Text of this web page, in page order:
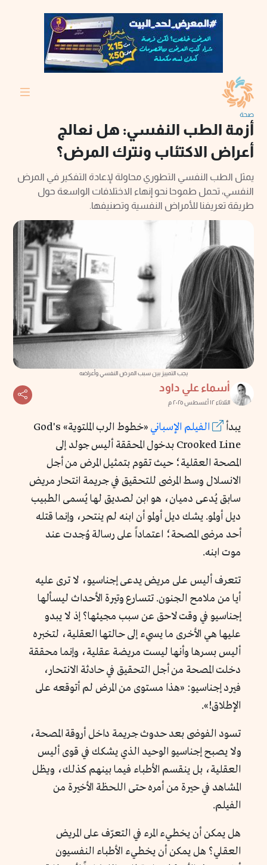
صحة
أزمة الطب النفسي: هل نعالج
أعراض الاكتئاب ونترك المرض؟
يمثل الطب النفسي التطوري محاولة لإعادة التفكير في المرض
النفسي، تحمل طموحا نحو إنهاء الاختلافات الواسعة حول
طريقة تعريفنا للأمراض النفسية وتصنيفها.
يجب التمييز بين سبب المرض النفسي وأعراضه
أسماء علي داود
الثلاثاء ١٢ أغسطس ٢٠٢٥ م
يبدأ الفيلم الإسباني
«خطوط الرب الملتوية» God's
Crooked Line بدخول المحققة أليس جولد إلى
المصحة العقلية؛ حيث تقوم بتمثيل المرض من أجل
الانسلال وسط المرضى للتحقيق في جريمة انتحار مريض
سابق يُدعى دميان، هو ابن لصديق لها يُسمى الطبيب
ديل أولمو. يشك ديل أولمو أن ابنه لم ينتحر، وإنما قتله
أحد مرضى المصحة؛ اعتماداً على رسالة وُجدت عند
موت ابنه.
تتعرف أليس على مريض يدعى إجناسيو، لا ترى عليه
أيا من ملامح الجنون. تتسارع وتيرة الأحداث ليسألها
إجناسيو في وقت لاحق عن سبب مجيئها؟ إذ لا يبدو
عليها هي الأخرى ما يسيء إلى حالتها العقلية، لتخبره
أليس بسرها وأنها ليست مريضة عقلية، وإنما محققة
دخلت المصحة من أجل التحقيق في حادثة الانتحار،
فيرد إجناسيو: «هذا مستوى من المرض لم أتوقعه على
الإطلاق!».
تسود الفوضى بعد حدوث جريمة داخل أروقة المصحة،
ولا يصبح إجناسيو الوحيد الذي يشكك في قوى أليس
العقلية، بل ينقسم الأطباء فيما بينهم كذلك، ويظل
المشاهد في حيرة من أمره حتى اللحظة الأخيرة من
الفيلم.
هل يمكن أن يخطيء المرء في التعرّف على المريض
العقلي؟ هل يمكن أن يخطيء الأطباء النفسيون